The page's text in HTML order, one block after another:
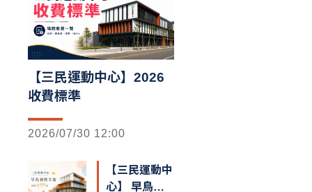
【三民運動中心】2026
收費標準
2026/07/30 12:00
【三民運動中
心】 早鳥預